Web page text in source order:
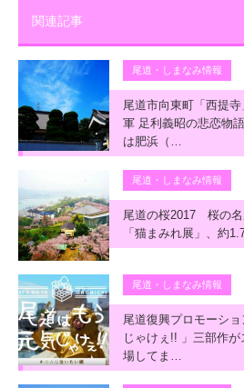
関連記事
尾道・しまなみ情報
尾道市向東町「西提
軍 足利義昭の悲恋物
は肥浜（…
尾道・しまなみ情報
尾道の桜2017 桜の名
「猫まみれ展」、約
尾道・しまなみ情報
尾道復興プロモーシ
じゃけぇ!! 」三部作
場してま…